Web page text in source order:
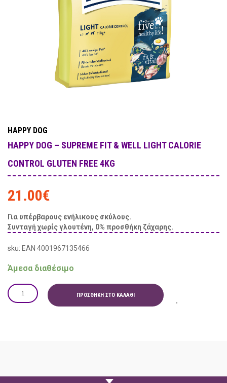
HAPPY DOG
HAPPY DOG – SUPREME FIT & WELL LIGHT CALORIE
CONTROL GLUTEN FREE 4KG
21.00€
Για υπέρβαρους ενήλικους σκύλους.
Συνταγή χωρίς γλουτένη, 0% προσθήκη ζάχαρης.
sku: EAN 4001967135466
Άμεσα διαθέσιμο
ΠΡΟΣΘΉΚΗ ΣΤΟ ΚΑΛΆΘΙ